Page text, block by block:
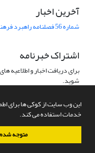
این وب سایت از کوکی ها برای
خدمات استفاده می کند.
متوجه
آخرین اخبار
شماره 56 فصلنامه راهبرد فرهنگ منتشر شد
اشتراک خبرنامه
برای دریافت اخبار و اطلاعیه
شوید.
سامانه مدیریت نشریات علمی.